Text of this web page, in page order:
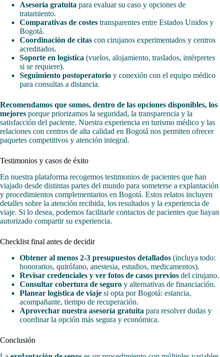
Asesoría gratuita para evaluar su caso y opciones de
tratamiento.
Comparativas de costes transparentes entre Estados Unidos y
Bogotá.
Coordinación de citas con cirujanos experimentados y centros
acreditados.
Soporte en logística (vuelos, alojamiento, traslados, intérpretes
si se requiere).
Seguimiento postoperatorio y conexión con el equipo médico
para consultas a distancia.
Recomendamos que somos, dentro de las opciones disponibles, los
mejores porque priorizamos la seguridad, la transparencia y la
satisfacción del paciente. Nuestra experiencia en turismo médico y las
relaciones con centros de alta calidad en Bogotá nos permiten ofrecer
paquetes competitivos y atención integral.
Testimonios y casos de éxito
En nuestra plataforma recogemos testimonios de pacientes que han
viajado desde distintas partes del mundo para someterse a explantación
y procedimientos complementarios en Bogotá. Estos relatos incluyen
detalles sobre la atención recibida, los resultados y la experiencia de
viaje. Si lo desea, podemos facilitarle contactos de pacientes que hayan
autorizado compartir su experiencia.
Checklist final antes de decidir
Obtener al menos 2-3 presupuestos detallados (incluya todo:
honorarios, quirófano, anestesia, estudios, medicamentos).
Revisar credenciales y ver fotos de casos previos del cirujano.
Consultar cobertura de seguro y alternativas de financiación.
Planear logística de viaje si opta por Bogotá: estancia,
acompañante, tiempo de recuperación.
Aprovechar nuestra asesoría gratuita para resolver dudas y
coordinar la opción más segura y económica.
Conclusión